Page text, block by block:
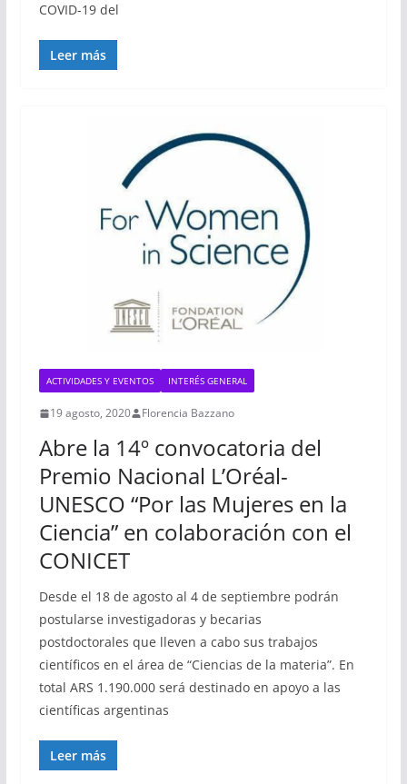
COVID-19 del
Leer más
ACTIVIDADES Y EVENTOS INTERÉS GENERAL
19 agosto, 2020 Florencia Bazzano
Abre la 14º convocatoria del
Premio Nacional L’Oréal-
UNESCO “Por las Mujeres en la
Ciencia” en colaboración con el
CONICET
Desde el 18 de agosto al 4 de septiembre podrán
postularse investigadoras y becarias
postdoctorales que lleven a cabo sus trabajos
científicos en el área de “Ciencias de la materia”. En
total ARS 1.190.000 será destinado en apoyo a las
científicas argentinas
Leer más